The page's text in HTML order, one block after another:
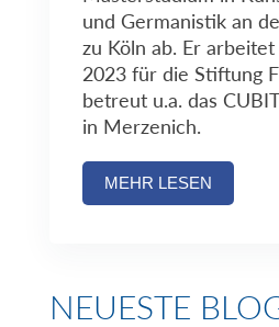
und Germanistik an
zu Köln ab. Er
2023 für die Stiftung
betreut u.a. das
in Merzenich.
MEHR LESEN
NEUESTE